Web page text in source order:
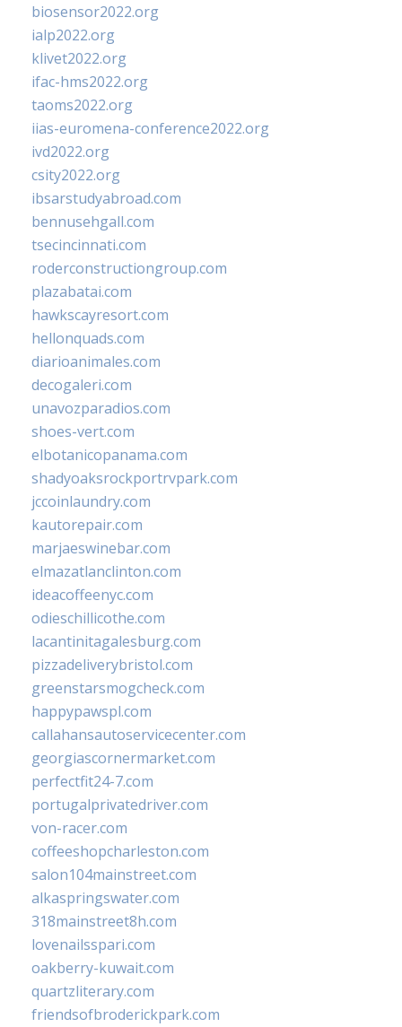
biosensor2022.org
ialp2022.org
klivet2022.org
ifac-hms2022.org
taoms2022.org
iias-euromena-conference2022.org
ivd2022.org
csity2022.org
ibsarstudyabroad.com
bennusehgall.com
tsecincinnati.com
roderconstructiongroup.com
plazabatai.com
hawkscayresort.com
hellonquads.com
diarioanimales.com
decogaleri.com
unavozparadios.com
shoes-vert.com
elbotanicopanama.com
shadyoaksrockportrvpark.com
jccoinlaundry.com
kautorepair.com
marjaeswinebar.com
elmazatlanclinton.com
ideacoffeenyc.com
odieschillicothe.com
lacantinitagalesburg.com
pizzadeliverybristol.com
greenstarsmogcheck.com
happypawspl.com
callahansautoservicecenter.com
georgiascornermarket.com
perfectfit24-7.com
portugalprivatedriver.com
von-racer.com
coffeeshopcharleston.com
salon104mainstreet.com
alkaspringswater.com
318mainstreet8h.com
lovenailsspari.com
oakberry-kuwait.com
quartzliterary.com
friendsofbroderickpark.com